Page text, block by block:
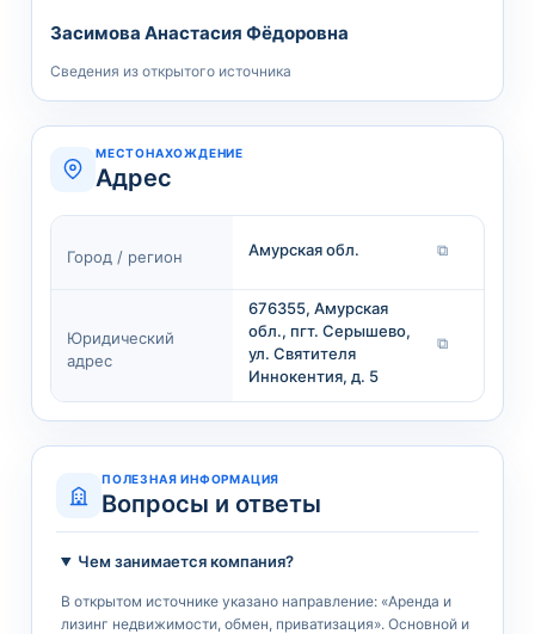
Засимова Анастасия Фёдоровна
Сведения из открытого источника
МЕСТОНАХОЖДЕНИЕ
Адрес
Город / регион Амурская обл. ⧉
Юридический
адрес
676355, Амурская
обл., пгт. Серышево,
ул. Святителя
Иннокентия, д. 5
⧉
ПОЛЕЗНАЯ ИНФОРМАЦИЯ
Вопросы и ответы
Чем занимается компания?
В открытом источнике указано направление: «Аренда и
лизинг недвижимости, обмен, приватизация». Основной и